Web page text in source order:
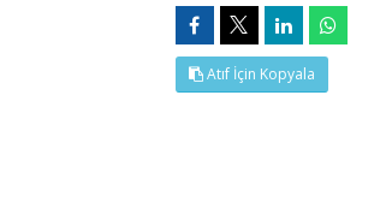
Atıf İçin Kopyala